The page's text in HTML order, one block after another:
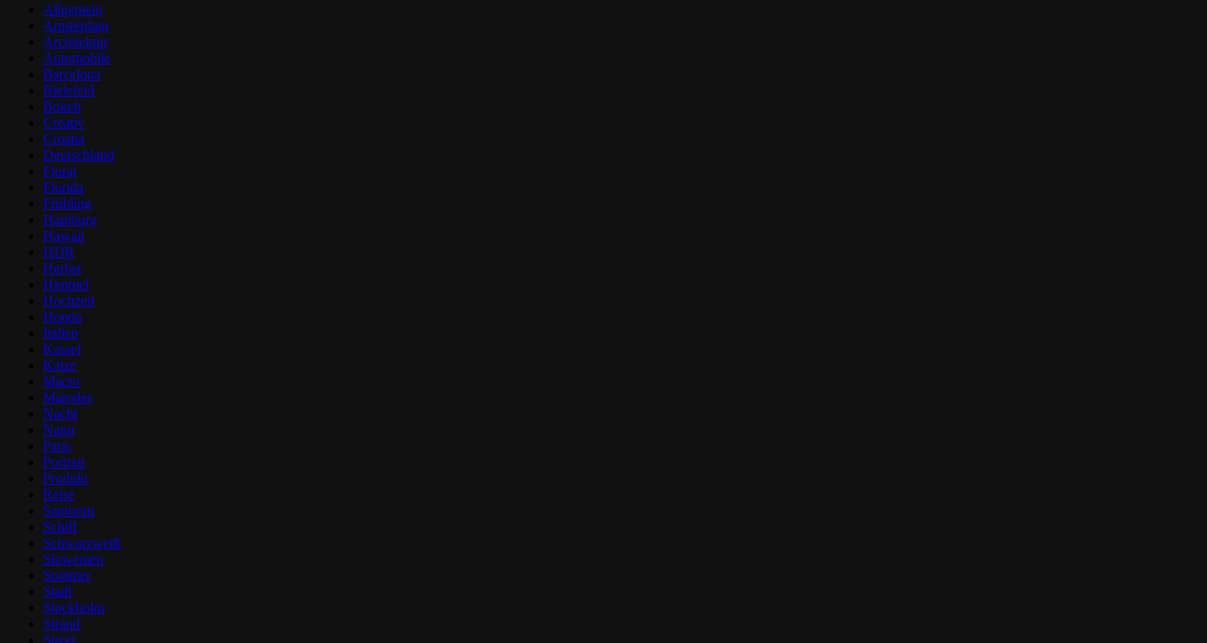
Allgemein
Amsterdam
Architektur
Automobile
Barcelona
Bielefeld
Bokeh
Creativ
Croatia
Deutschland
Floral
Florida
Frühling
Hamburg
Hawaii
HDR
Herbst
Himmel
Hochzeit
Honda
Italien
Kassel
Katze
Macro
Marodes
Nacht
Natur
Paris
Portrait
Produkt
Reise
Santorini
Schiff
Schwarzweiß
Slowenien
Sommer
Stadt
Stockholm
Strand
Street